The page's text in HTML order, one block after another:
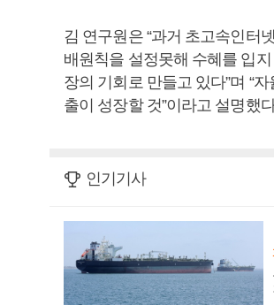
김 연구원은 “과거 초고속인터
배원칙을 설정못해 수혜를 입
장의 기회로 만들고 있다”며 “
출이 성장할 것”이라고 설명했
인기기사